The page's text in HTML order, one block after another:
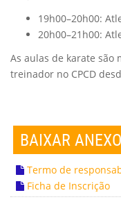
19h00–20h00:
20h00–21h00:
As aulas de karate são
treinador no CPCD
BAIXAR
Termo de
Ficha de Inscrição